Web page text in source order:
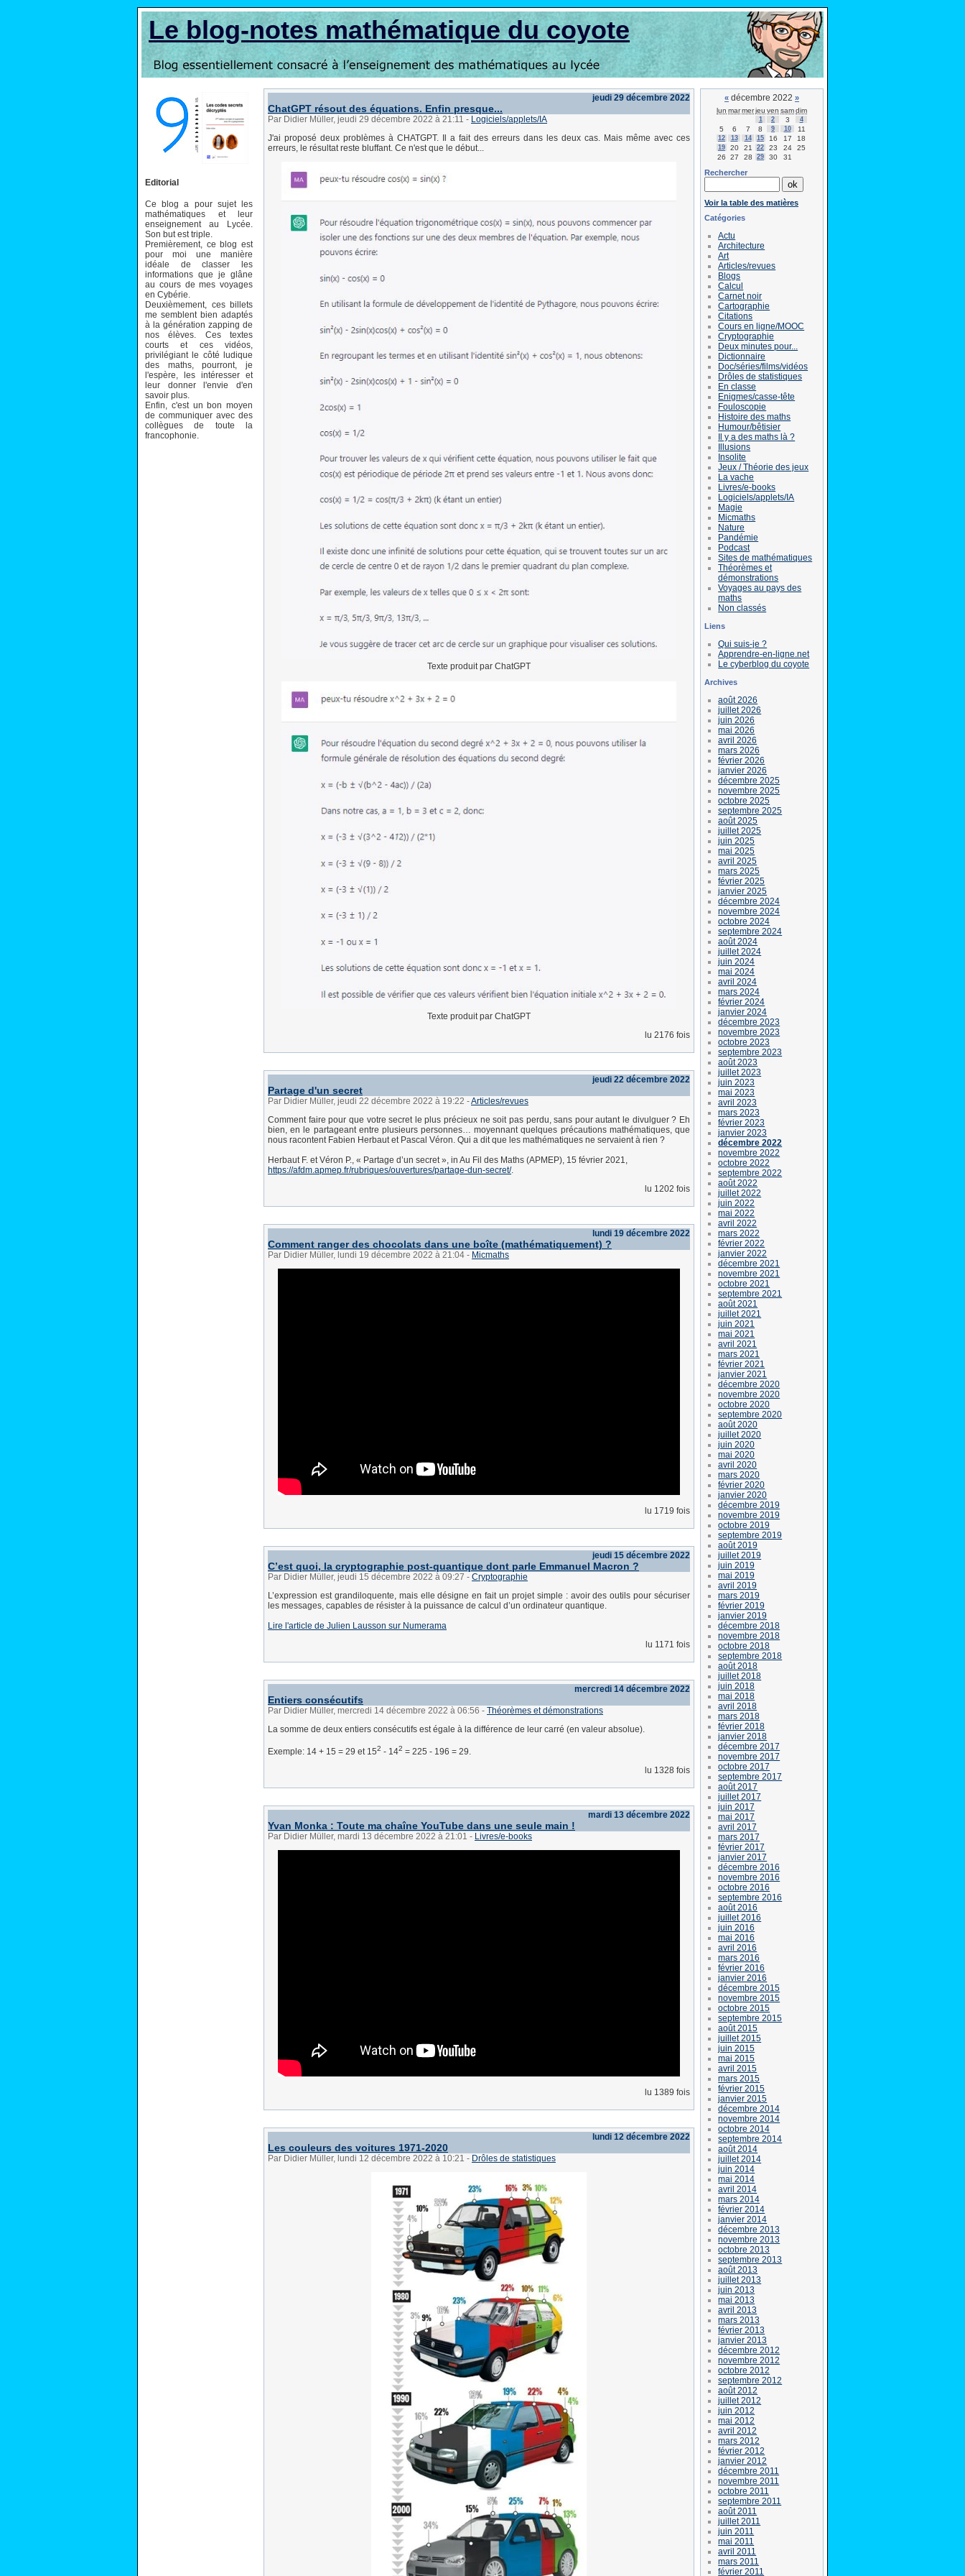
Le blog-notes mathématique du coyote
Editorial
Ce blog a pour sujet les
mathématiques et leur
enseignement au Lycée.
Son but est triple.
Premièrement, ce blog est
pour moi une manière
idéale de classer les
informations que je glâne
au cours de mes voyages
en Cybérie.
Deuxièmement, ces billets
me semblent bien adaptés
à la génération zapping de
nos élèves. Ces textes
courts et ces vidéos,
privilégiant le côté ludique
des maths, pourront, je
l'espère, les intéresser et
leur donner l'envie d'en
savoir plus.
Enfin, c'est un bon moyen
de communiquer avec des
collègues de toute la
francophonie.
jeudi 29 décembre 2022
ChatGPT résout des équations. Enfin presque...
Par Didier Müller, jeudi 29 décembre 2022 à 21:11 - Logiciels/applets/IA
J'ai proposé deux problèmes à CHATGPT. Il a fait des erreurs dans les deux cas. Mais même avec ces
erreurs, le résultat reste bluffant. Ce n'est que le début...
Texte produit par ChatGPT
Texte produit par ChatGPT
lu 2176 fois
jeudi 22 décembre 2022
Partage d'un secret
Par Didier Müller, jeudi 22 décembre 2022 à 19:22 -Articles/revues
Comment faire pour que votre secret le plus précieux ne soit pas perdu, sans pour autant le divulguer ? Eh
bien, en le partageant entre plusieurs personnes… moyennant quelques précautions mathématiques, que
nous racontent Fabien Herbaut et Pascal Véron. Qui a dit que les mathématiques ne servaient à rien ?
Herbaut F. et Véron P., « Partage d’un secret », in Au Fil des Maths (APMEP), 15 février 2021,
https://afdm.apmep.fr/rubriques/ouvertures/partage-dun-secret/.
lu 1202 fois
lundi 19 décembre 2022
Comment ranger des chocolats dans une boîte (mathématiquement) ?
Par Didier Müller, lundi 19 décembre 2022 à 21:04 - Micmaths
lu 1719 fois
jeudi 15 décembre 2022
C’est quoi, la cryptographie post-quantique dont parle Emmanuel Macron ?
Par Didier Müller, jeudi 15 décembre 2022 à 09:27 - Cryptographie
L’expression est grandiloquente, mais elle désigne en fait un projet simple : avoir des outils pour sécuriser
les messages, capables de résister à la puissance de calcul d’un ordinateur quantique.
Lire l'article de Julien Lausson sur Numerama
lu 1171 fois
mercredi 14 décembre 2022
Entiers consécutifs
Par Didier Müller, mercredi 14 décembre 2022 à 06:56 - Théorèmes et démonstrations
La somme de deux entiers consécutifs est égale à la différence de leur carré (en valeur absolue).
Exemple: 14 + 15 = 29 et 152 - 142 = 225 - 196 = 29.
lu 1328 fois
mardi 13 décembre 2022
Yvan Monka : Toute ma chaîne YouTube dans une seule main !
Par Didier Müller, mardi 13 décembre 2022 à 21:01 - Livres/e-books
lu 1389 fois
lundi 12 décembre 2022
Les couleurs des voitures 1971-2020
Par Didier Müller, lundi 12 décembre 2022 à 10:21 - Drôles de statistiques
« décembre 2022 »
lun marmerjeu ven samdim
1 2 3 4
5 6 7 8 9 10 11
12 13 14 15 16 17 18
19 20 21 22 23 24
25
26
27 28 29 30 31
Rechercher
Voir la table des matières
Catégories
Actu
Architecture
Art
Articles/revues
Blogs
Calcul
Carnet noir
Cartographie
Citations
Cours en ligne/MOOC
Cryptographie
Deux minutes pour...
Dictionnaire
Doc/séries/films/vidéos
Drôles de statistiques
En classe
Enigmes/casse-tête
Fouloscopie
Histoire des maths
Humour/bêtisier
Il y a des maths là ?
Illusions
Insolite
Jeux / Théorie des jeux
La vache
Livres/e-books
Logiciels/applets/IA
Magie
Micmaths
Nature
Pandémie
Podcast
Sites de mathématiques
Théorèmes et
démonstrations
Voyages au pays des
maths
Non classés
Liens
Qui suis-je ?
Apprendre-en-ligne.net
Le cyberblog du coyote
Archives
août 2026
juillet 2026
juin 2026
mai 2026
avril 2026
mars 2026
février 2026
janvier 2026
décembre 2025
novembre 2025
octobre 2025
septembre 2025
août 2025
juillet 2025
juin 2025
mai 2025
avril 2025
mars 2025
février 2025
janvier 2025
décembre 2024
novembre 2024
octobre 2024
septembre 2024
août 2024
juillet 2024
juin 2024
mai 2024
avril 2024
mars 2024
février 2024
janvier 2024
décembre 2023
novembre 2023
octobre 2023
septembre 2023
août 2023
juillet 2023
juin 2023
mai 2023
avril 2023
mars 2023
février 2023
janvier 2023
décembre 2022
novembre 2022
octobre 2022
septembre 2022
août 2022
juillet 2022
juin 2022
mai 2022
avril 2022
mars 2022
février 2022
janvier 2022
décembre 2021
novembre 2021
octobre 2021
septembre 2021
août 2021
juillet 2021
juin 2021
mai 2021
avril 2021
mars 2021
février 2021
janvier 2021
décembre 2020
novembre 2020
octobre 2020
septembre 2020
août 2020
juillet 2020
juin 2020
mai 2020
avril 2020
mars 2020
février 2020
janvier 2020
décembre 2019
novembre 2019
octobre 2019
septembre 2019
août 2019
juillet 2019
juin 2019
mai 2019
avril 2019
mars 2019
février 2019
janvier 2019
décembre 2018
novembre 2018
octobre 2018
septembre 2018
août 2018
juillet 2018
juin 2018
mai 2018
avril 2018
mars 2018
février 2018
janvier 2018
décembre 2017
novembre 2017
octobre 2017
septembre 2017
août 2017
juillet 2017
juin 2017
mai 2017
avril 2017
mars 2017
février 2017
janvier 2017
décembre 2016
novembre 2016
octobre 2016
septembre 2016
août 2016
juillet 2016
juin 2016
mai 2016
avril 2016
mars 2016
février 2016
janvier 2016
décembre 2015
novembre 2015
octobre 2015
septembre 2015
août 2015
juillet 2015
juin 2015
mai 2015
avril 2015
mars 2015
février 2015
janvier 2015
décembre 2014
novembre 2014
octobre 2014
septembre 2014
août 2014
juillet 2014
juin 2014
mai 2014
avril 2014
mars 2014
février 2014
janvier 2014
décembre 2013
novembre 2013
octobre 2013
septembre 2013
août 2013
juillet 2013
juin 2013
mai 2013
avril 2013
mars 2013
février 2013
janvier 2013
décembre 2012
novembre 2012
octobre 2012
septembre 2012
août 2012
juillet 2012
juin 2012
mai 2012
avril 2012
mars 2012
février 2012
janvier 2012
décembre 2011
novembre 2011
octobre 2011
septembre 2011
août 2011
juillet 2011
juin 2011
mai 2011
avril 2011
mars 2011
février 2011